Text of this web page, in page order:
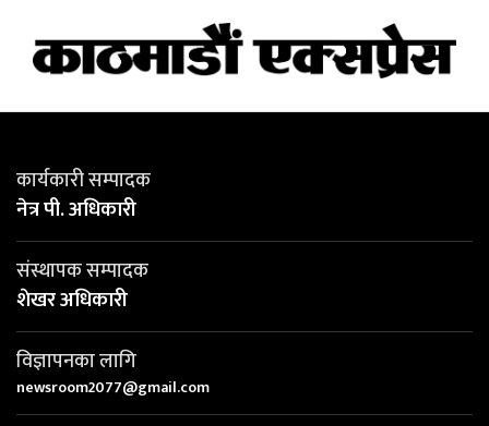
कार्यकारी सम्पादक
नेत्र पी. अधिकारी
संस्थापक सम्पादक
शेखर अधिकारी
विज्ञापनका लागि
newsroom2077@gmail.com